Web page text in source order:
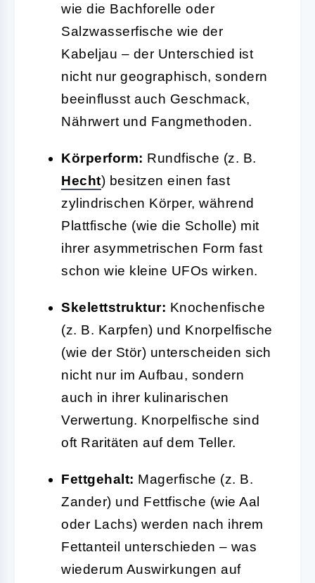
wie die Bachforelle oder
Salzwasserfische wie der
Kabeljau – der Unterschied ist
nicht nur geographisch, sondern
beeinflusst auch Geschmack,
Nährwert und Fangmethoden.
Körperform: Rundfische (z. B.
Hecht) besitzen einen fast
zylindrischen Körper, während
Plattfische (wie die Scholle) mit
ihrer asymmetrischen Form fast
schon wie kleine UFOs wirken.
Skelettstruktur: Knochenfische
(z. B. Karpfen) und Knorpelfische
(wie der Stör) unterscheiden sich
nicht nur im Aufbau, sondern
auch in ihrer kulinarischen
Verwertung. Knorpelfische sind
oft Raritäten auf dem Teller.
Fettgehalt: Magerfische (z. B.
Zander) und Fettfische (wie Aal
oder Lachs) werden nach ihrem
Fettanteil unterschieden – was
wiederum Auswirkungen auf